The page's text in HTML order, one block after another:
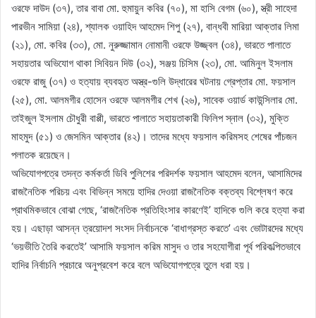
ওরফে দাউদ (৩৭), তার বাবা মো. হুমায়ুন কবির (৭০), মা হাসি বেগম (৬০), স্ত্রী সাহেদা
পারভীন সামিয়া (২৪), শ্যালক ওয়াহিদ আহমেদ শিপু (২৭), বান্ধবী মারিয়া আক্তার লিমা
(২১), মো. কবির (৩৩), মো. নুরুজ্জামান নোমানী ওরফে উজ্জ্বল (৩৪), ভারতে পালাতে
সহায়তার অভিযোগ থাকা সিবিয়ন দিউ (৩২), সঞ্জয় চিসিম (২৩), মো. আমিনুল ইসলাম
ওরফে রাজু (৩৭) ও হত্যায় ব্যবহৃত অস্ত্র-গুলি উদ্ধারের ঘটনায় গ্রেপ্তার মো. ফয়সাল
(২৫), মো. আলমগীর হোসেন ওরফে আলমগীর শেখ (২৬), সাবেক ওয়ার্ড কাউন্সিলার মো.
তাইজুল ইসলাম চৌধুরী বাপ্পী, ভারতে পালাতে সহায়তাকারী ফিলিপ স্নাল (৩২), মুক্তি
মাহমুদ (৫১) ও জেসমিন আক্তার (৪২)। তাদের মধ্যে ফয়সাল করিমসহ শেষের পাঁচজন
পলাতক রয়েছেন।
অভিযোগপত্রে তদন্ত কর্মকর্তা ডিবি পুলিশের পরিদর্শক ফয়সাল আহমেদ বলেন, আসামিদের
রাজনৈতিক পরিচয় এবং বিভিন্ন সময়ে হাদির দেওয়া রাজনৈতিক বক্তব্য বিশ্লেষণ করে
প্রাথমিকভাবে বোঝা গেছে, ‘রাজনৈতিক প্রতিহিংসার কারণেই’ হাদিকে গুলি করে হত্যা করা
হয়। এছাড়া আসন্ন ত্রয়োদশ সংসদ নির্বাচনকে ‘বাধাগ্রস্ত করতে’ এবং ভোটারদের মধ্যে
‘ভয়ভীতি তৈরি করতেই’ আসামি ফয়সাল করিম মাসুদ ও তার সহযোগীরা পূর্ব পরিকল্পিতভাবে
হাদির নির্বাচনি প্রচারে অনুপ্রবেশ করে বলে অভিযোগপত্রে তুলে ধরা হয়।